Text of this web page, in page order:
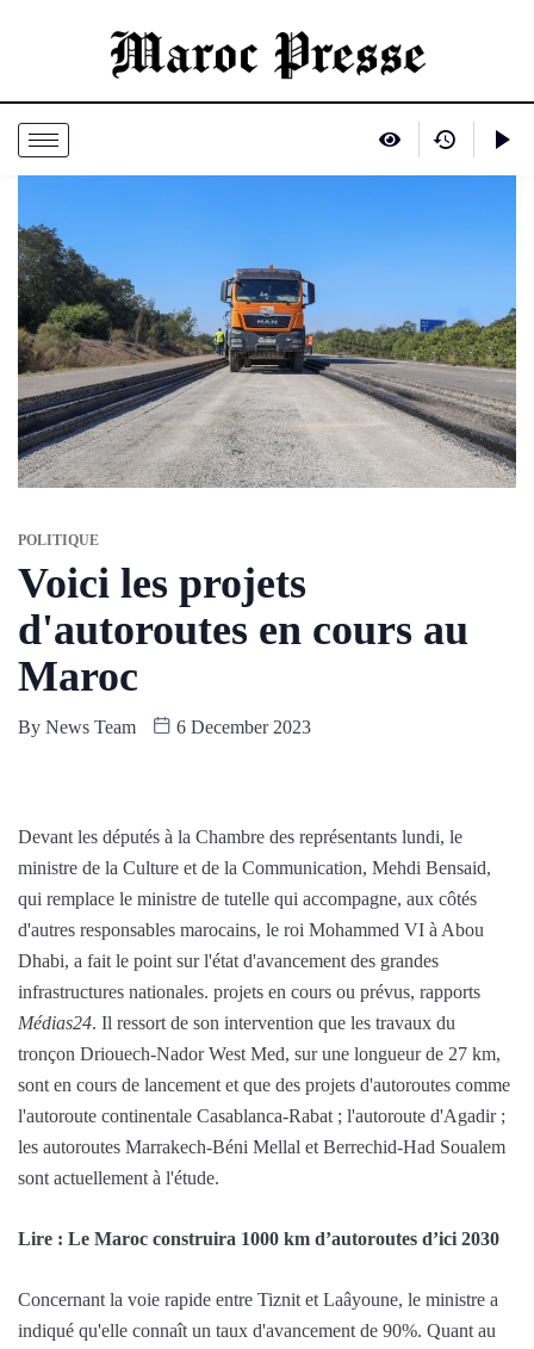
POLITIQUE
Voici les projets
d'autoroutes en cours au
Maroc
By News Team 6 December 2023
Devant les députés à la Chambre des représentants lundi, le
ministre de la Culture et de la Communication, Mehdi Bensaid,
qui remplace le ministre de tutelle qui accompagne, aux côtés
d'autres responsables marocains, le roi Mohammed VI à Abou
Dhabi, a fait le point sur l'état d'avancement des grandes
infrastructures nationales. projets en cours ou prévus, rapports
Médias24. Il ressort de son intervention que les travaux du
tronçon Driouech-Nador West Med, sur une longueur de 27 km,
sont en cours de lancement et que des projets d'autoroutes comme
l'autoroute continentale Casablanca-Rabat ; l'autoroute d'Agadir ;
les autoroutes Marrakech-Béni Mellal et Berrechid-Had Soualem
sont actuellement à l'étude.
Lire : Le Maroc construira 1000 km d’autoroutes d’ici 2030
Concernant la voie rapide entre Tiznit et Laâyoune, le ministre a
indiqué qu'elle connaît un taux d'avancement de 90%. Quant au